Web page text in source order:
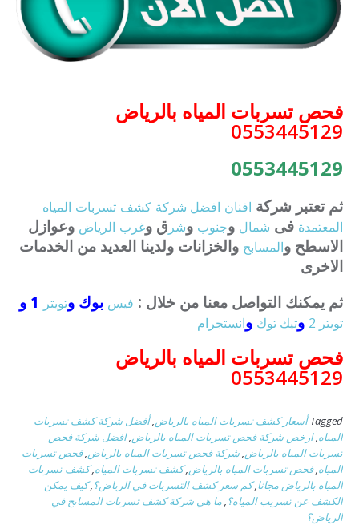
فحص تسربات المياه بالرياض
0553445129
0553445129
ثم تعتبر شركة افنان افضل شركة كشف تسربات المياه
المعتمدة فى شمال وجنوب وشر ق وغرب الرياض وعوازل
الاسطح والمسابح والخزانات ولدينا العديد من الخدمات
الاخرى
ثم يمكنك التواصل معنا من خلال : فيس بوك وتويتر
تويتر 2 وتيك توك وانستجرام
فحص تسربات المياه بالرياض
0553445129
Tagged أسعار كشف تسربات المياه بالرياض,أفضل شركة كشف تسربات
المياه,ارخص شركة فحص تسربات المياه بالرياض,افضل شركة فحص
تسربات المياه بالرياض,شركة فحص تسربات المياه بالرياض,فحص تسربات
المياه,فحص تسربات المياه بالرياض,كشف تسربات المياه,كشف تسربات
المياه بالرياض مجانا,كم سعر كشف التسربات في الرياض؟,كيف يمكن
الكشف عن تسريب المياه؟,ما هي شركة كشف تسربات المسابح في
الرياض؟